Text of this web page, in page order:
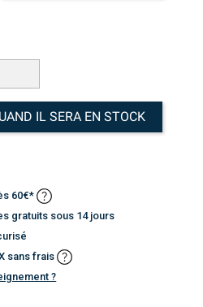
IL SERA EN STOCK
60€*
gratuits sous 14 jours
sans frais
?